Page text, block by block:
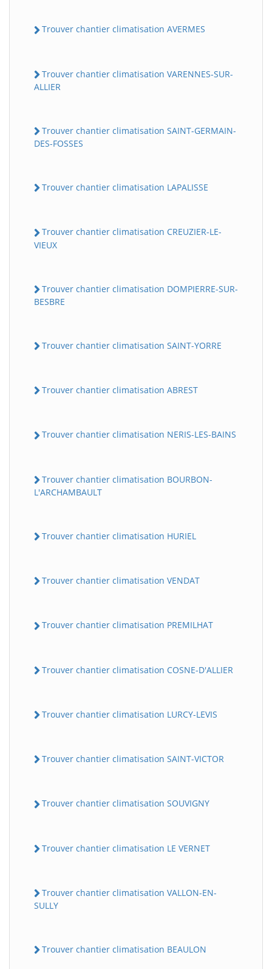
Trouver chantier climatisation AVERMES
Trouver chantier climatisation VARENNES-SUR-
ALLIER
Trouver chantier climatisation SAINT-GERMAIN-
DES-FOSSES
Trouver chantier climatisation LAPALISSE
Trouver chantier climatisation CREUZIER-LE-
VIEUX
Trouver chantier climatisation DOMPIERRE-SUR-
BESBRE
Trouver chantier climatisation SAINT-YORRE
Trouver chantier climatisation ABREST
Trouver chantier climatisation NERIS-LES-BAINS
Trouver chantier climatisation BOURBON-
L'ARCHAMBAULT
Trouver chantier climatisation HURIEL
Trouver chantier climatisation VENDAT
Trouver chantier climatisation PREMILHAT
Trouver chantier climatisation COSNE-D'ALLIER
Trouver chantier climatisation LURCY-LEVIS
Trouver chantier climatisation SAINT-VICTOR
Trouver chantier climatisation SOUVIGNY
Trouver chantier climatisation LE VERNET
Trouver chantier climatisation VALLON-EN-
SULLY
Trouver chantier climatisation BEAULON